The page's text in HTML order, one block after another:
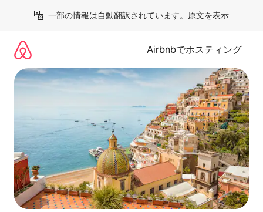
一部の情報は自動翻訳されています。 原文を表示
Airbnbでホスティング